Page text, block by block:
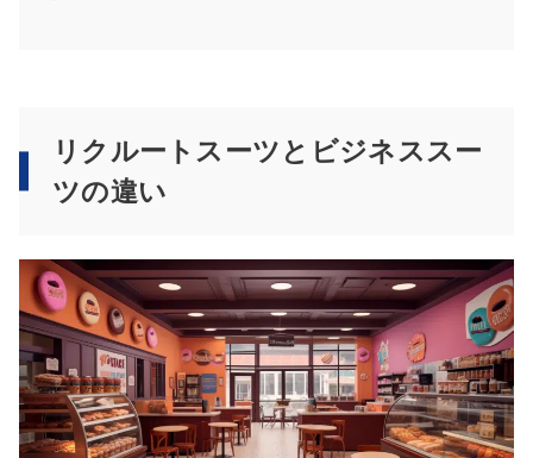
リクルートスーツとビジネススー
ツの違い